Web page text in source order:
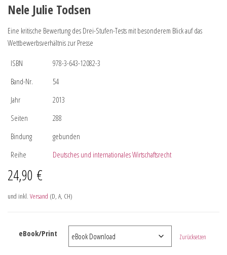
Nele Julie Todsen
Eine kritische Bewertung des Drei-Stufen-Tests mit besonderem Blick auf das
Wettbewerbsverhältnis zur Presse
ISBN
978-3-643-12082-3
Band-Nr.
54
Jahr
2013
Seiten
288
Bindung
gebunden
Reihe
Deutsches und internationales Wirtschaftsrecht
24,90 €
und inkl. Versand (D, A, CH)
eBook/Print Zurücksetzen